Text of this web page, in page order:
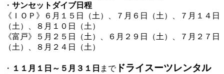
・ サンセットダイブ日程
《ＩＯＰ》６月１５日（土）、７月６日（土）、７月１４日
（土）、８月１０日（土）
《富戸》５月２５日（土）、６月２９日（土）、７月２７日
（土）、８月２４日（土）
・ １１月１日～５月３１日 までドライスーツレンタル